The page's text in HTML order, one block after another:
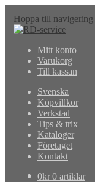
Hoppa till navigering
Mitt konto
Varukorg
Till kassan
Svenska
Köpvillkor
Verkstad
Tips & trix
Kataloger
Företaget
Kontakt
0kr 0 artiklar